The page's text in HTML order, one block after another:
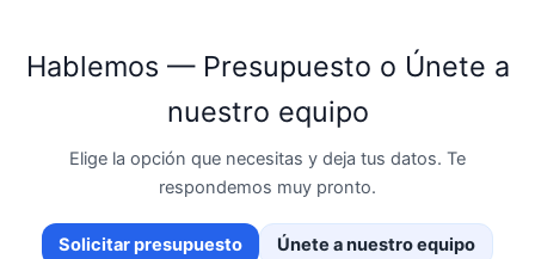
Hablemos — Presupuesto o Únete a
nuestro equipo
Elige la opción que necesitas y deja tus datos. Te
respondemos muy pronto.
Solicitar presupuesto Únete a nuestro equipo